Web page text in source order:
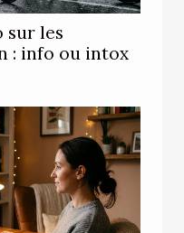
sur les
: info ou intox